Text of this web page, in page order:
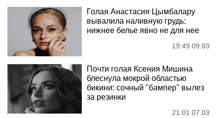
Голая Анастасия Цымбалару
вывалила наливную грудь:
нижнее белье явно не для нее
19:49 09.03
Почти голая Ксения Мишина
блеснула мокрой областью
бикини: сочный "бампер" вылез
за резинки
21:01 07.03